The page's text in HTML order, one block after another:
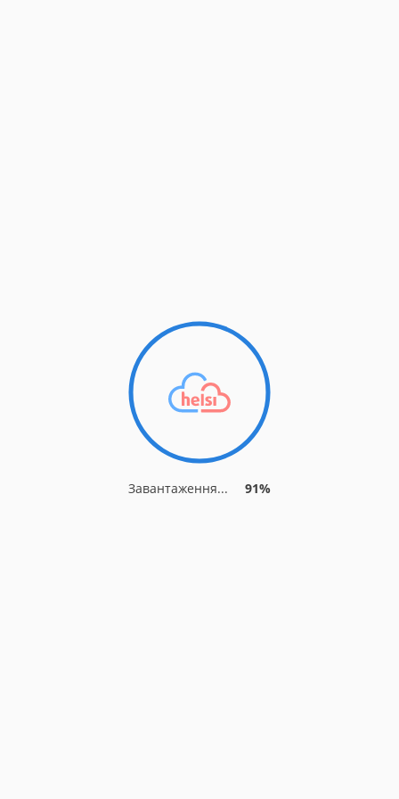
Завантаження... 91%